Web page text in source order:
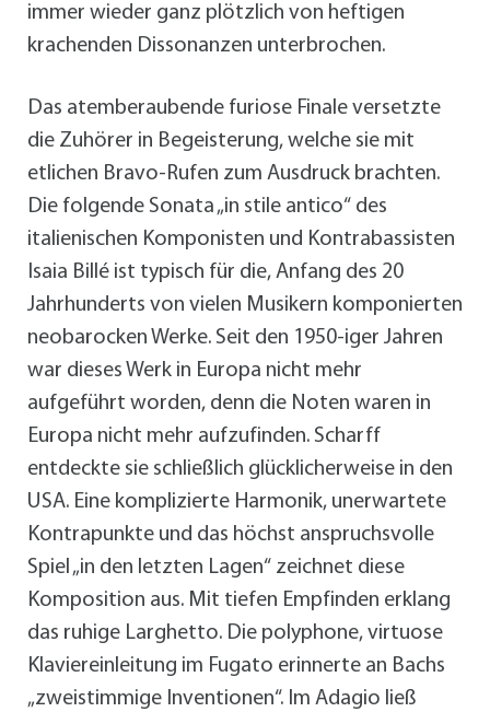
immer wieder ganz plötzlich von heftigen
krachenden Dissonanzen unterbrochen.
Das atemberaubende furiose Finale versetzte
die Zuhörer in Begeisterung, welche sie mit
etlichen Bravo-Rufen zum Ausdruck brachten.
Die folgende Sonata „in stile antico“ des
italienischen Komponisten und Kontrabassisten
Isaia Billé ist typisch für die, Anfang des 20
Jahrhunderts von vielen Musikern komponierten
neobarocken Werke. Seit den 1950-iger Jahren
war dieses Werk in Europa nicht mehr
aufgeführt worden, denn die Noten waren in
Europa nicht mehr aufzufinden. Scharff
entdeckte sie schließlich glücklicherweise in den
USA. Eine komplizierte Harmonik, unerwartete
Kontrapunkte und das höchst anspruchsvolle
Spiel „in den letzten Lagen“ zeichnet diese
Komposition aus. Mit tiefen Empfinden erklang
das ruhige Larghetto. Die polyphone, virtuose
Klaviereinleitung im Fugato erinnerte an Bachs
„zweistimmige Inventionen“. Im Adagio ließ